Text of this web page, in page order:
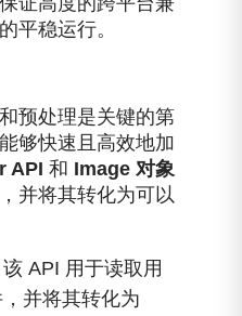
平稳运行。
预处理是关键的第
够快速且高效地加
API 和 Image 对象
并将其转化为可以
该 API 用于读取用
并将其转化为